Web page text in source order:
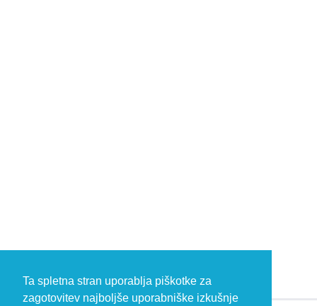
Ta spletna stran uporablja piškotke za
zagotovitev najboljše uporabniške izkušnje